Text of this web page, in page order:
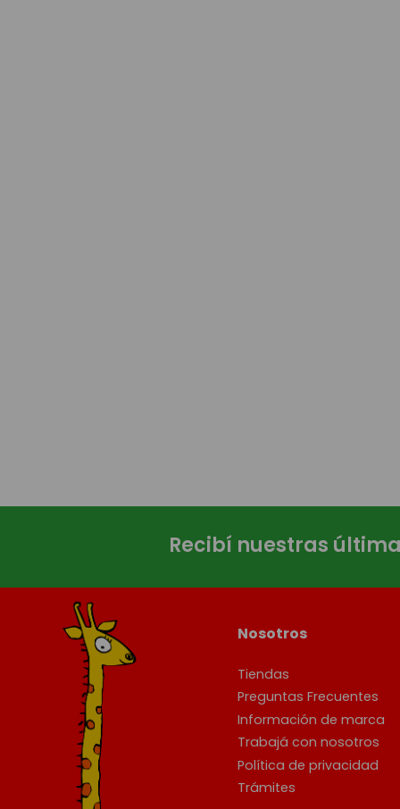
Recibí nuestras
Nosotros
Tiendas
Preguntas Frecuentes
Información de marca
Trabajá con nosotros
Política de privacidad
Trámites